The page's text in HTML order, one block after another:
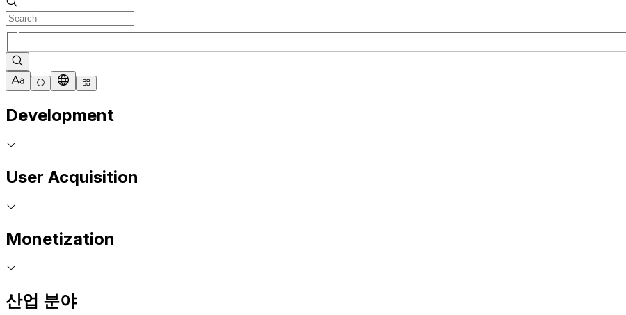
Development
User Acquisition
Monetization
산업 분야